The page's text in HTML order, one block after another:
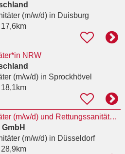
(m/w/d)in Duisburg
17,6km
NRW
(m/w/d)in Sprockhövel
18,1km
Notfallsanitäter (m/w/d) und Rettungssanitäter (m/w/d) für Düsseldorf
(m/w/d)in Düsseldorf
28,9km